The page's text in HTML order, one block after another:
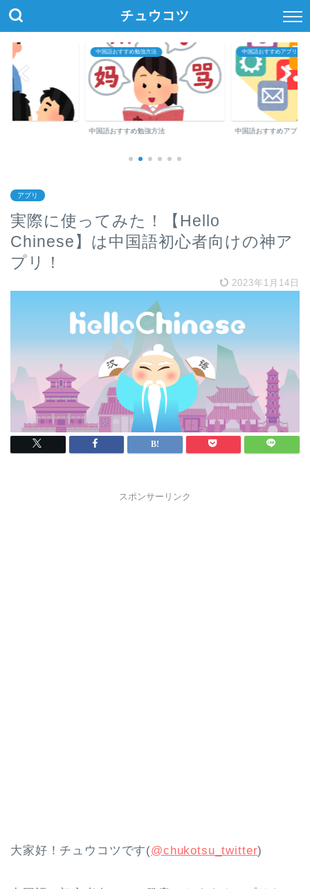
チュウコツ
中国語おすすめ勉強方法
中国語おすすめ勉強方法
中国語おすすめアプリ・参
中国語おすすめアプリ
アプリ
実際に使ってみた！【Hello
Chinese】は中国語初心者向けの神ア
プリ！
2023年1月14日
スポンサーリンク
大家好！チュウコツです(@chukotsu_twitter)